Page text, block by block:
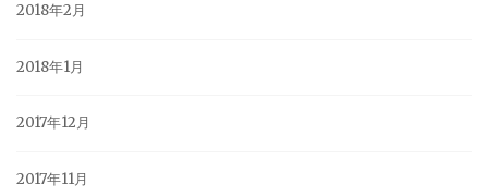
2018年2月
2018年1月
2017年12月
2017年11月